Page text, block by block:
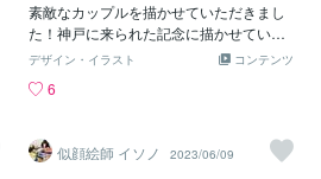
いお言葉をいただきました。大切なご家
族の節目に似顔絵を選んでいただけたこ
とに、心から感謝しています。🌷こだわ
りポイント🌷✅ 家族それぞれの個性を丁
ました。✅ 衣装トーンを揃えてバランス
よくスーツをカジュアルに整えたり、帽
素敵なカップルを描かせていただきまし
た！神戸に来られた記念に描かせていた
だきましたお2人の笑顔を描かせていただ
ちしておりますよろしくお願いいたしま
コンテンツ
デザイン・イラスト
6
似顔絵師 イソノ 2023/06/09